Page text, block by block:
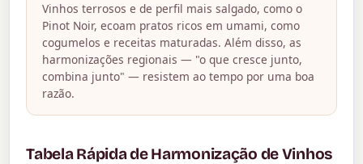
Vinhos terrosos e de perfil mais salgado, como o
Pinot Noir, ecoam pratos ricos em umami, como
cogumelos e receitas maturadas. Além disso, as
harmonizações regionais — "o que cresce junto,
combina junto" — resistem ao tempo por uma boa
razão.
Tabela Rápida de Harmonização de Vinhos